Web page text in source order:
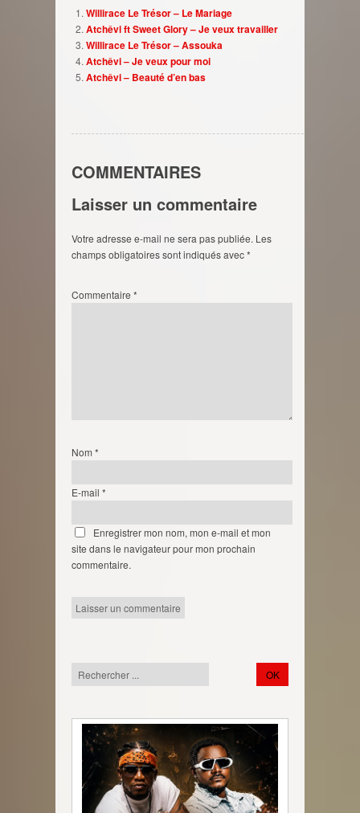
Willirace Le Trésor – Le Mariage
Atchêvi ft Sweet Glory – Je veux travailler
Willirace Le Trésor – Assouka
Atchêvi – Je veux pour moi
Atchêvi – Beauté d’en bas
COMMENTAIRES
Laisser un commentaire
Votre adresse e-mail ne sera pas publiée. Les
champs obligatoires sont indiqués avec*
Commentaire *
Nom *
E-mail *
Enregistrer mon nom, mon e-mail et mon
site dans le navigateur pour mon prochain
commentaire.